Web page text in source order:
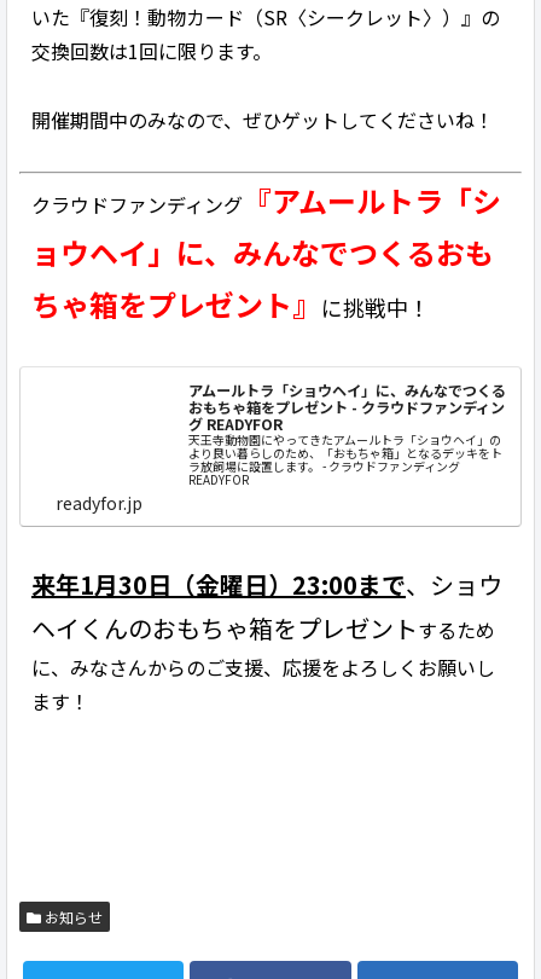
いた『復刻！動物カード（SR〈シークレット〉）』の
交換回数は1回に限ります。
開催期間中のみなので、ぜひゲットしてくださいね！
クラウドファンディング 『アムールトラ「シ
ョウヘイ」に、みんなでつくるおも
ちゃ箱をプレゼント』
に挑戦中！
アムールトラ「ショウヘイ」に、みんなでつくる
おもちゃ箱をプレゼント - クラウドファンディン
グ READYFOR
天王寺動物園にやってきたアムールトラ「ショウヘイ」の
より良い暮らしのため、「おもちゃ箱」となるデッキをト
ラ放飼場に設置します。 - クラウドファンディング
READYFOR
readyfor.jp
来年1月30日（金曜日）23:00まで、ショウ
ヘイくんのおもちゃ箱をプレゼントするため
に、みなさんからのご支援、応援をよろしくお願いし
ます！
お知らせ